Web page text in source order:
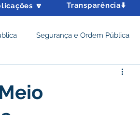
🔽 Transparência⬇️
Segurança e Ordem Pública
Desenvolvimento Econômico e Turismo
de Limpeza